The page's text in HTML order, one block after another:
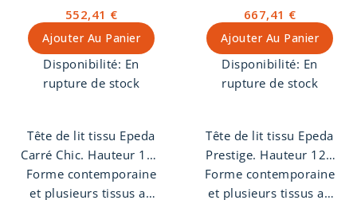
au sol.
552,41 €
Ajouter Au Panier
Disponibilité: En
rupture de stock
Tête de lit tissu Epeda
Carré Chic. Hauteur 120
cm, épaisseur 6 cm,
structure en Bois MDF.
Forme contemporaine
et plusieurs tissus au
667,41 €
Ajouter Au Panier
Disponibilité: En
rupture de stock
Tête de lit tissu Epeda
Prestige. Hauteur 120
cm, épaisseur 12 cm,
structure en Bois MDF.
Forme contemporaine
et plusieurs tissus au